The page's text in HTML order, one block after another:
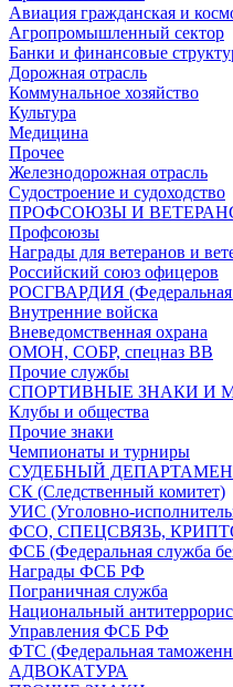
Авиация гражданская и
Агропромышленный сектор
Банки и финансовые
Дорожная отрасль
Коммунальное хозяйство
Культура
Медицина
Прочее
Железнодорожная отрасль
Судостроение и судоходство
ПРОФСОЮЗЫ И
Профсоюзы
Награды для ветеранов и
Российский союз офицеров
РОСГВАРДИЯ (Федеральная
Внутренние войска
Вневедомственная охрана
ОМОН, СОБР, спецназ ВВ
Прочие службы
СПОРТИВНЫЕ ЗНАКИ И
Клубы и общества
Прочие знаки
Чемпионаты и турниры
СУДЕБНЫЙ
СК (Следственный комитет)
УИС (Уголовно-
ФСО, СПЕЦСВЯЗЬ,
ФСБ (Федеральная служба
Награды ФСБ РФ
Пограничная служба
Национальный
Управления ФСБ РФ
ФТС (Федеральная
АДВОКАТУРА